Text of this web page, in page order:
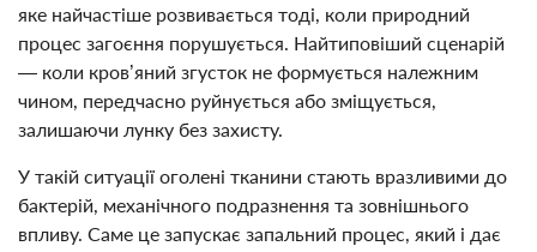
яке найчастіше розвивається тоді, коли природний
процес загоєння порушується. Найтиповіший сценарій
— коли кров’яний згусток не формується належним
чином, передчасно руйнується або зміщується,
залишаючи лунку без захисту.
У такій ситуації оголені тканини стають вразливими до
бактерій, механічного подразнення та зовнішнього
впливу. Саме це запускає запальний процес, який і дає